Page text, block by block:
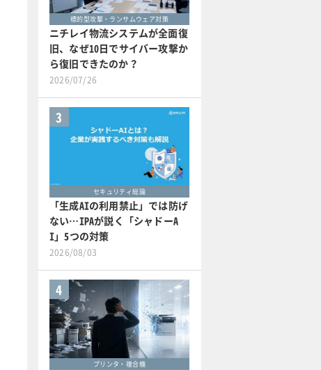
標的型攻撃・ランサムウェア対策
ニチレイ物流システムが全面復
旧、なぜ10日でサイバー攻撃か
ら復旧できたのか？
2026/07/26
3
セキュリティ総論
「生成AIの利用禁止」では防げ
ない…IPAが説く「シャドーA
I」5つの対策
2026/08/03
4
プリンタ・複合機